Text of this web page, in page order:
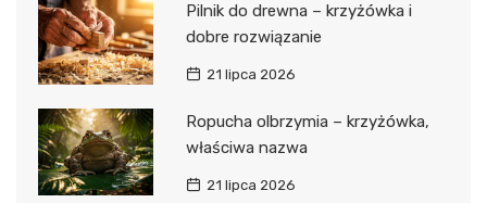
Pilnik do drewna – krzyżówka i
dobre rozwiązanie
21 lipca 2026
Ropucha olbrzymia – krzyżówka,
właściwa nazwa
21 lipca 2026